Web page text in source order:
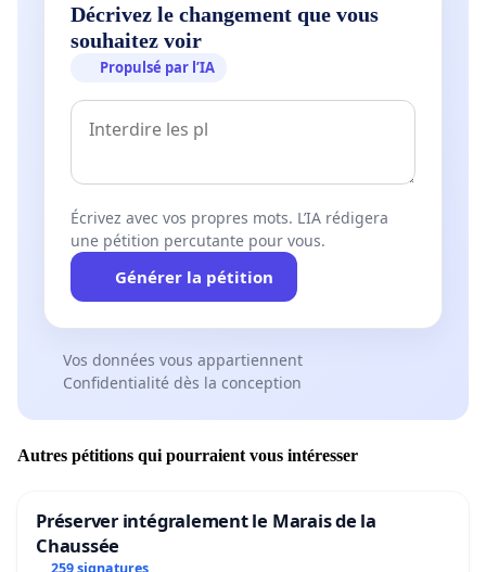
Décrivez le changement que vous
souhaitez voir
Propulsé par l’IA
Écrivez avec vos propres mots. L’IA rédigera
une pétition percutante pour vous.
Générer la pétition
Vos données vous appartiennent
Confidentialité dès la conception
Autres pétitions qui pourraient vous intéresser
Préserver intégralement le Marais de la
Chaussée
259 signatures